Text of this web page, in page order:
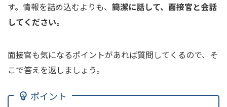
す。情報を詰め込むよりも、 簡潔に話して、面接官と会話
してください。
面接官も気になるポイントがあれば質問してくるので、そ
こで答えを返しましょう。
ポイント